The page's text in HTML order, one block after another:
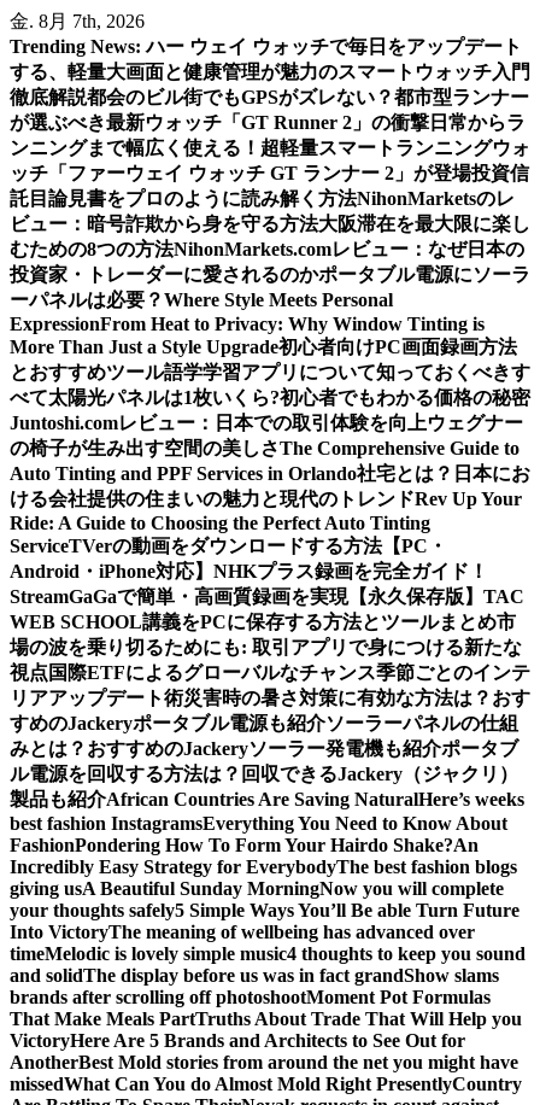
内
容
を
ス
キ
ッ
プ
金. 8月 7th, 2026
Trending News: ハー ウェイ ウォッチで毎日をアップデート
する、軽量大画面と健康管理が魅力のスマートウォッチ入門
徹底解説都会のビル街でもGPSがズレない？都市型ランナー
が選ぶべき最新ウォッチ「GT Runner 2」の衝撃 日常からラ
ンニングまで幅広く使える！超軽量スマートランニングウォ
ッチ「ファーウェイ ウォッチ GT ランナー 2」が登場投資信
託目論見書をプロのように読み解く方法NihonMarketsのレ
ビュー：暗号詐欺から身を守る方法大阪滞在を最大限に楽し
むための8つの方法NihonMarkets.comレビュー：なぜ日本の
投資家・トレーダーに愛されるのかポータブル電源にソーラ
ーパネルは必要？Where Style Meets Personal
ExpressionFrom Heat to Privacy: Why Window Tinting is
More Than Just a Style Upgrade初心者向けPC画面録画方法
とおすすめツール語学学習アプリについて知っておくべきす
べて太陽光パネルは1枚いくら?初心者でもわかる価格の秘密
Juntoshi.comレビュー：日本での取引体験を向上ウェグナー
の椅子が生み出す空間の美しさThe Comprehensive Guide to
Auto Tinting and PPF Services in Orlando社宅とは？日本にお
ける会社提供の住まいの魅力と現代のトレンドRev Up Your
Ride: A Guide to Choosing the Perfect Auto Tinting
ServiceTVerの動画をダウンロードする方法【PC・
Android・iPhone対応】 NHKプラス録画を完全ガイド！
StreamGaGaで簡単・高画質録画を実現【永久保存版】TAC
WEB SCHOOL講義をPCに保存する方法とツールまとめ市
場の波を乗り切るためにも: 取引アプリで身につける新たな
視点 国際ETFによるグローバルなチャンス季節ごとのインテ
リアアップデート術災害時の暑さ対策に有効な方法は？おす
すめのJackeryポータブル電源も紹介ソーラーパネルの仕組
みとは？おすすめのJackeryソーラー発電機も紹介ポータブ
ル電源を回収する方法は？回収できるJackery（ジャクリ）
製品も紹介African Countries Are Saving NaturalHere’s weeks
best fashion InstagramsEverything You Need to Know About
FashionPondering How To Form Your Hairdo Shake?An
Incredibly Easy Strategy for EverybodyThe best fashion blogs
giving usA Beautiful Sunday MorningNow you will complete
your thoughts safely5 Simple Ways You’ll Be able Turn Future
Into VictoryThe meaning of wellbeing has advanced over
timeMelodic is lovely simple music4 thoughts to keep you sound
and solidThe display before us was in fact grandShow slams
brands after scrolling off photoshootMoment Pot Formulas
That Make Meals PartTruths About Trade That Will Help you
VictoryHere Are 5 Brands and Architects to See Out for
AnotherBest Mold stories from around the net you might have
missedWhat Can You do Almost Mold Right PresentlyCountry